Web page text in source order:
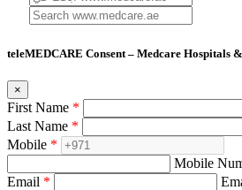
teleMEDCARE Consent – Medcare Hospitals
×
First Name *
Last Name *
Mobile *
Mobile
Email *